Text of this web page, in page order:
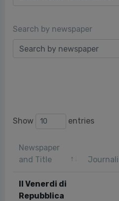
Search by newspaper
Show entries
Newspaper
and Title
Il Venerdi di
Repubblica